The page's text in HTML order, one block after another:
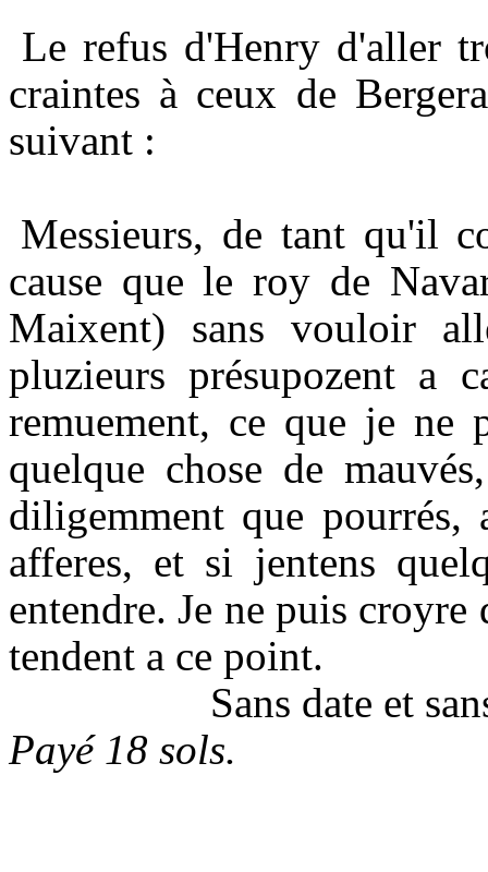
Le refus d'Henry d'aller
craintes à ceux de
suivant :
Messieurs, de tant qu'il
cause que le roy de
Maixent) sans vouloir
pluzieurs présupozent a
remuement, ce que je
quelque chose de
diligemment que
afferes, et si jentens
entendre. Je ne puis croyre
tendent a ce point.
Sans date et
Payé 18 sols.